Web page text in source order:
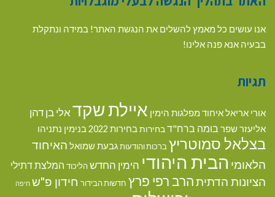
אנו עושים כל מאמץ להשלים את הנגשת האתר! במידה ונתקלת
בבעיה אנא פנה אלינו!
תגיות
אורי אריאלאיחוד מפלגות הימין איילת שקדאלי בן דהן
אליעזר שפר בומה ברח"דבחירות בחירות 2022 בנימין נתניהו
בצלאל סמוטריץ ברכות והודעותגבעת שמואל האיחוד
הלאומי הבית היהודי הימין החדשהליכוד המלצת דתילי
הציונות הדתיתהרב רפי פרץ חדשות הבידור חידון פ"ש חיפה